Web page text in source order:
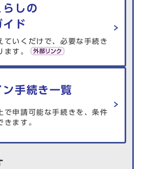
らしの
ド
ていくだけで、必要な手続き
ます。
ン手続き一覧
で申請可能な手続きを、条件
きます。